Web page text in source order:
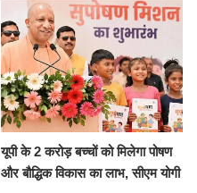
यूपी के 2 करोड़ बच्चों को मिलेगा पोषण
और बौद्धिक विकास का लाभ, सीएम योगी